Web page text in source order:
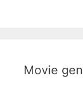
Movie